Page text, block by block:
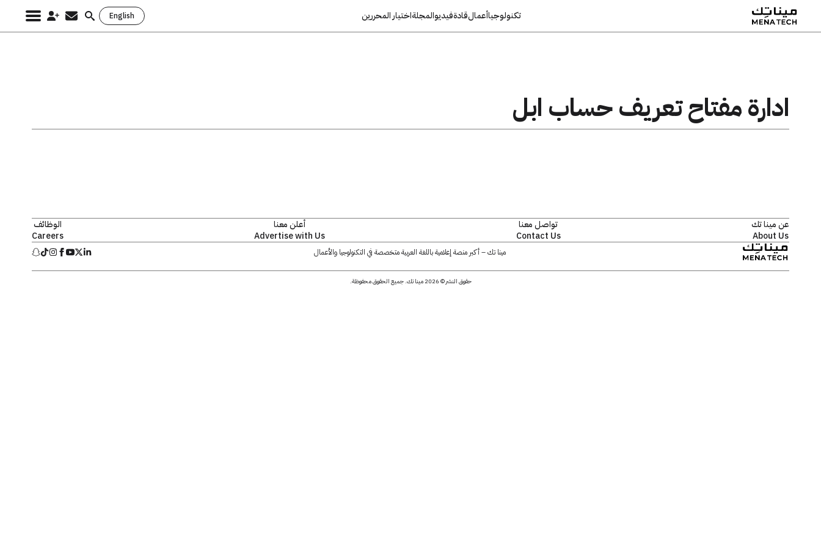
تكنولوجياأعمالقادةفيديوالمجلةاختيار المحررين English
Search
ادارة مفتاح تعريف حساب ابل
عن مينا تك
About Us
تواصل معنا
Contact Us
أعلن معنا
Advertise with Us
الوظائف
Careers
مينا تك – أكبر منصة إعلامية باللغة العربية متخصصة في التكنولوجيا والأعمال
حقوق النشر © 2026 مينا تك. جميع الحقوق محفوظة.